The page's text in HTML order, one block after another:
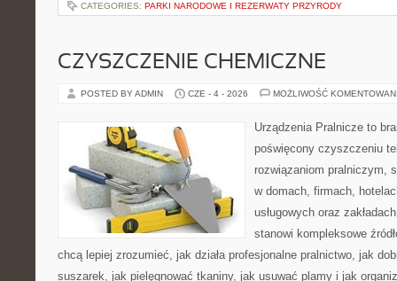
CATEGORIES: PARKI NARODOWE I REZERWATY PRZYRODY
CZYSZCZENIE CHEMICZNE
POSTED BY ADMIN CZE - 4 - 2026 MOŻLIWOŚĆ
Urządzenia Pralnicze to
poświęcony czyszczeniu
rozwiązaniom pralniczym,
w domach, firmach,
usługowych oraz
stanowi kompleksowe
chcą lepiej zrozumieć, jak działa profesjonalne pralnictwo, jak
suszarek, jak pielęgnować tkaniny, jak usuwać plamy i jak